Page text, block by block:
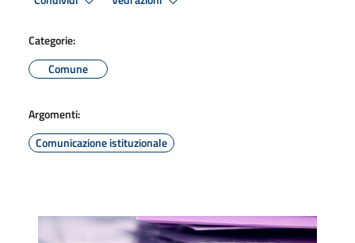
Categorie:
Comune
Argomenti:
Comunicazione istituzionale